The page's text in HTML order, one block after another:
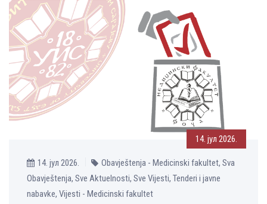
14. јул 2026.
14. јул 2026.
Obavještenja - Medicinski fakultet, Sva
Obavještenja, Sve Aktuelnosti, Sve Vijesti, Tenderi i javne
nabavke, Vijesti - Medicinski fakultet